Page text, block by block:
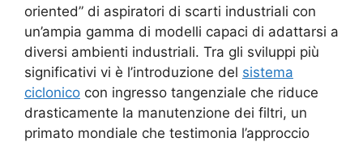
oriented” di aspiratori di scarti industriali con
un’ampia gamma di modelli capaci di adattarsi a
diversi ambienti industriali. Tra gli sviluppi più
significativi vi è l’introduzione del sistema
ciclonico con ingresso tangenziale che riduce
drasticamente la manutenzione dei filtri, un
primato mondiale che testimonia l’approccio